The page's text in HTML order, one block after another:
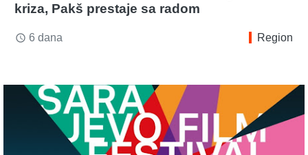
kriza, Pakš prestaje sa radom
access_time 6 dana Region